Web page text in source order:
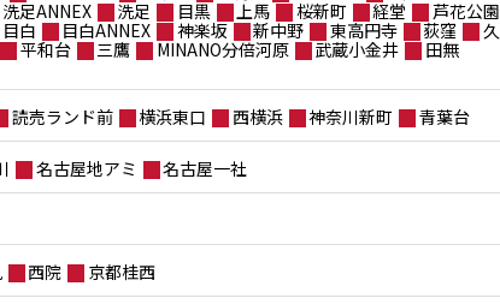
洗足ANNEX 洗足 目黒 上馬 桜新町 経堂 芦花公園
目白 目白ANNEX 神楽坂 新中野 東高円寺 荻窪
平和台 三鷹 MINANO分倍河原 武蔵小金井
田無
読売ランド前 横浜東口 西横浜 神奈川新町 青葉台
名古屋地アミ 名古屋一社
西院 京都桂西